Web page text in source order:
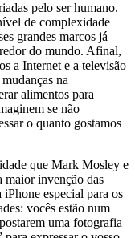
pelo ser humano.
de complexidade
grandes marcos já
do mundo. Afinal,
a Internet e a televisão
na
alimentos para
se não
o quanto gostamos
que Mark Mosley e
maior invenção das
especial para os
vocês estão num
uma fotografia